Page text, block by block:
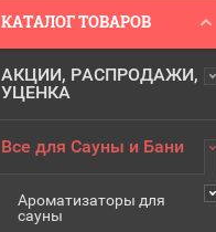
КАТАЛОГ ТОВАРОВ
АКЦИИ, РАСПРОДАЖИ,
УЦЕНКА
Все для Сауны и Бани
Ароматизаторы для
сауны